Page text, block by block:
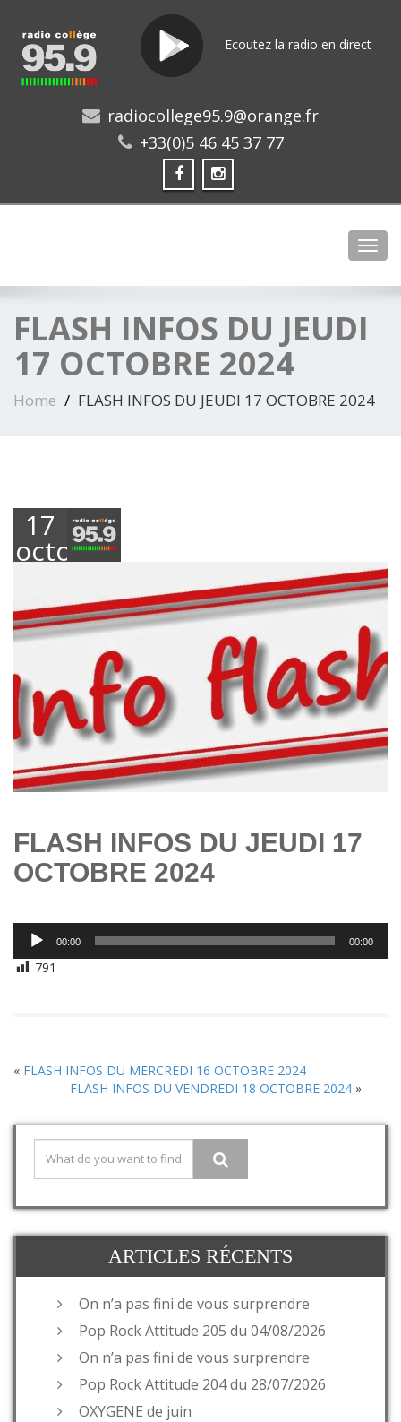
Ecoutez la radio en direct
radiocollege95.9@orange.fr
+33(0)5 46 45 37 77
FLASH INFOS DU JEUDI
17 OCTOBRE 2024
Home FLASH INFOS DU JEUDI 17 OCTOBRE 2024
17
octobre
FLASH INFOS DU JEUDI 17
OCTOBRE 2024
Lecteur
audio
00:00 00:00
791
« FLASH INFOS DU MERCREDI 16 OCTOBRE 2024
FLASH INFOS DU VENDREDI 18 OCTOBRE 2024»
ARTICLES RÉCENTS
On n’a pas fini de vous surprendre
Pop Rock Attitude 205 du 04/08/2026
On n’a pas fini de vous surprendre
Pop Rock Attitude 204 du 28/07/2026
OXYGENE de juin